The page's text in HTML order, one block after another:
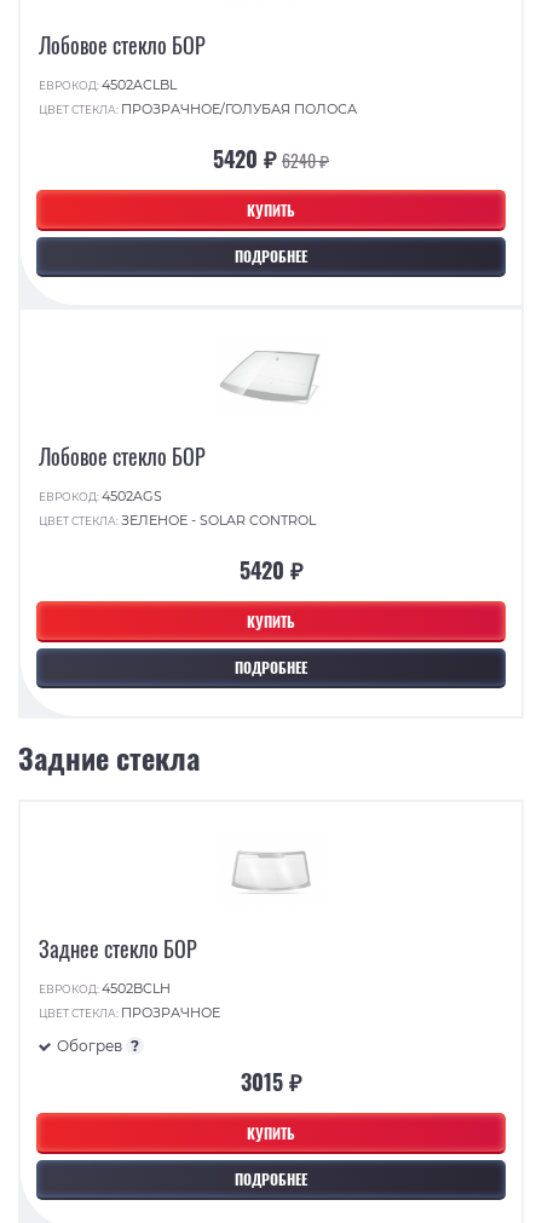
КУПИТЬ
ПОДРОБНЕЕ
Лобовое стекло БОР
ЕВРОКОД:4502ACLBL
ЦВЕТ СТЕКЛА: ПРОЗРАЧНОЕ/ГОЛУБАЯ ПОЛОСА
5420 ₽6240 ₽
КУПИТЬ
ПОДРОБНЕЕ
Лобовое стекло БОР
ЕВРОКОД:4502AGS
ЦВЕТ СТЕКЛА:ЗЕЛЕНОЕ - SOLAR CONTROL
5420 ₽
Задние стекла
КУПИТЬ
ПОДРОБНЕЕ
Заднее стекло БОР
ЕВРОКОД:4502BCLH
ЦВЕТ СТЕКЛА: ПРОЗРАЧНОЕ
Обогрев ?
3015 ₽